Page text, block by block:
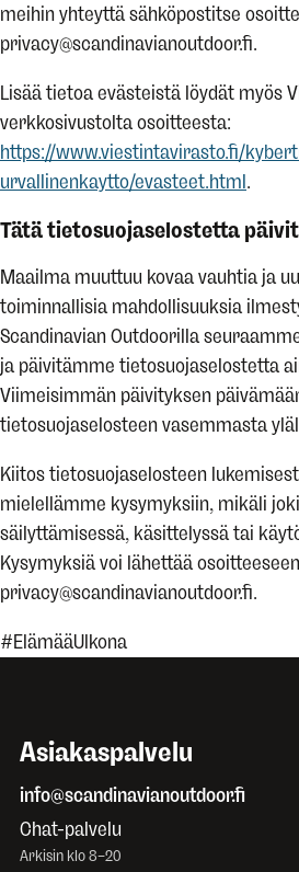
meihin yhteyttä sähköpostitse
privacy@scandinavianoutdoor.fi.
Lisää tietoa evästeistä löydät myös
verkkosivustolta osoitteesta:
https://www.viestintavirasto.fi/
urvallinenkaytto/evasteet.html.
Tätä tietosuojaselostetta
Maailma muuttuu kovaa vauhtia ja
toiminnallisia mahdollisuuksia
Scandinavian Outdoorilla
ja päivitämme tietosuojaselostetta
Viimeisimmän päivityksen
tietosuojaselosteen vasemmasta
Kiitos tietosuojaselosteen
mielellämme kysymyksiin, mikäli
säilyttämisessä, käsittelyssä tai
Kysymyksiä voi lähettää osoitteeseen
privacy@scandinavianoutdoor.fi.
#ElämääUlkona
Asiakaspalvelu
info@scandinavianoutdoor.fi
Chat-palvelu
Arkisin klo 8–20